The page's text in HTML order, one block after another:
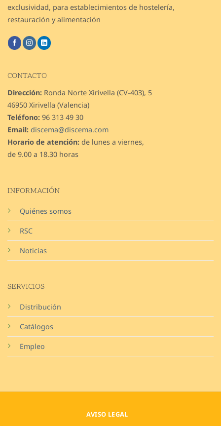
exclusividad, para establecimientos de hostelería,
restauración y alimentación
INFORMACIÓN
Quiénes somos
RSC
Noticias
SERVICIOS
Distribución
Catálogos
Empleo
CONTACTO
Dirección: Ronda Norte Xirivella (CV-403), 5
46950 Xirivella (Valencia)
Teléfono: 96 313 49 30
Email: discema@discema.com
Horario de atención: de lunes a viernes,
de 9.00 a 18.30 horas
AVISO LEGAL